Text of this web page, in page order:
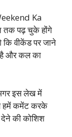
Ka
तक पढ़ चुके होंगे
वीकेंड पर जाने
है और कल का
इस लेख में
हमें कमेंट करके
की कोशिश